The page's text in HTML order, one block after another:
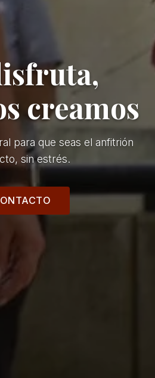
creamos
para que seas el anfitrión
sin estrés.